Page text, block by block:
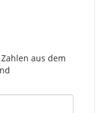
aus dem